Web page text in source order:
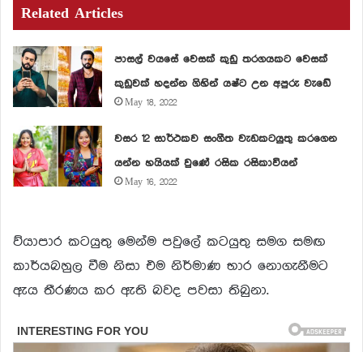
Related Articles
පාසල් වයසේ වෙසක් කුඩු තරගයකට වෙසක්
කුඩුවක් හදන්න ගිහින් යෂ්ට උන අපුරු වැඩේ
May 18, 2022
වසර 12 සාර්ථකව සංගීත වැඩකටයුතු කරගෙන
යන්න හයියක් වුණේ රසික රසිකාවියන්
May 16, 2022
ව්යාපාර කටයුතු මෙන්ම පවුලේ කටයුතු සමග සමඟ
කාර්යබහුල වීම නිසා එම නිර්මාණ භාර නොගැනීමට
ඇය තීරණය කර ඇති බවද පවසා තිබුනා.